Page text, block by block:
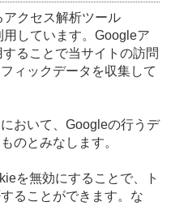
クセス解析ツール
用しています。Googleア
ることで当サイトの訪問
ィックデータを収集して
おいて、Googleの行うデ
のとみなします。
を無効にすることで、ト
ることができます。な